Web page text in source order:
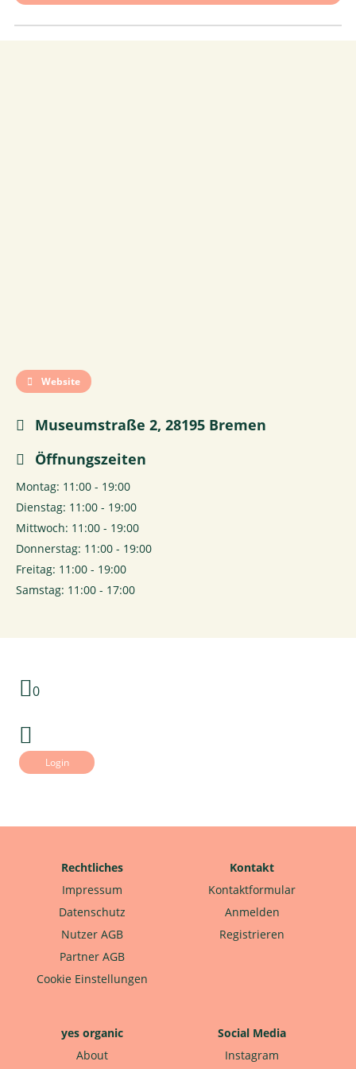
Website
Museumstraße 2, 28195 Bremen
Öffnungszeiten
Montag: 11:00 - 19:00
Dienstag: 11:00 - 19:00
Mittwoch: 11:00 - 19:00
Donnerstag: 11:00 - 19:00
Freitag: 11:00 - 19:00
Samstag: 11:00 - 17:00
0
Login
Rechtliches
Impressum
Datenschutz
Nutzer AGB
Partner AGB
Cookie Einstellungen
Kontakt
Kontaktformular
Anmelden
Registrieren
yes organic
About
Social Media
Instagram